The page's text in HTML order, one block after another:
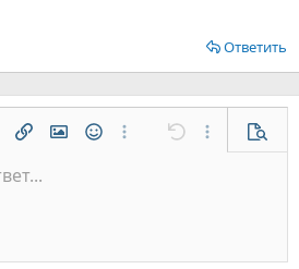
Ответить
список
список
Вставить ссылку
Вставить изображение
СмайлыДополнительно...
Отменить
Однострочный код
2
горизонтальную линию
Кодработы редактора
черновик